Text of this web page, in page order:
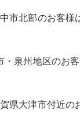
市北部のお客
・泉州地区のお
県大津市付近